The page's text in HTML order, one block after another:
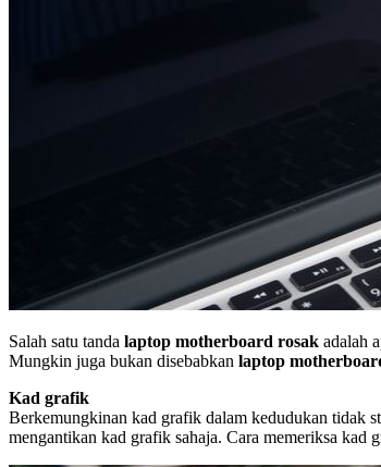
Salah satu tanda laptop motherboard rosak adalah
Mungkin juga bukan disebabkan laptop
Kad grafik
Berkemungkinan kad grafik dalam kedudukan tidak
mengantikan kad grafik sahaja. Cara memeriksa kad